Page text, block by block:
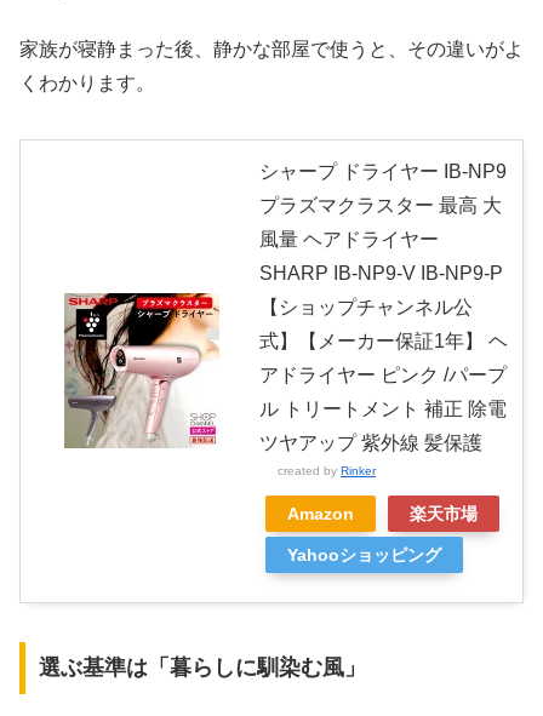
家族が寝静まった後、静かな部屋で使うと、その違いがよ
くわかります。
シャープ ドライヤー IB-NP9
プラズマクラスター 最高 大
風量 ヘアドライヤー
SHARP IB-NP9-V IB-NP9-P
【ショップチャンネル公
式】【メーカー保証1年】 ヘ
アドライヤー ピンク /パープ
ル トリートメント 補正 除電
ツヤアップ 紫外線 髪保護
created by Rinker
Amazon 楽天市場
Yahooショッピング
選ぶ基準は「暮らしに馴染む風」